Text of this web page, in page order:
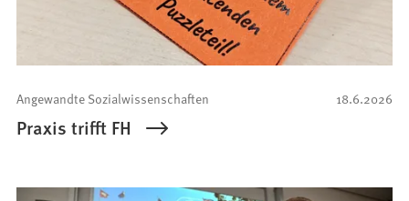
18.6.2026
Angewandte Sozialwissenschaften
Praxis trifft FH